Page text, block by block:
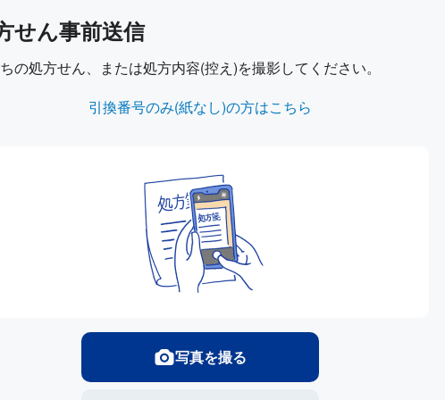
せん事前送信
の処方せん、または処方内容(控え)を撮影してください。
引換番号のみ(紙なし)の方はこちら
写真を撮る